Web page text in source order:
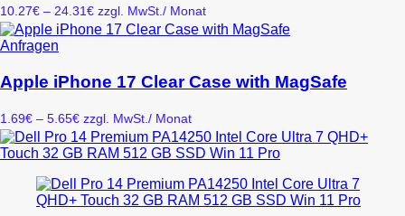
auf.
Die
Optionen
auf
Produktseite
gewählt
werden
10.27€ – 24.31€Preisspanne:
10.27€
zzgl. MwSt. / Monat
Anfragen
weist
mehrere
auf.
Die
Optionen
können
auf
der
Apple iPhone 17 Clear Case with MagSafe
1.69€ – 5.65€Preisspanne:
1.69€
bis
zzgl. MwSt./ Monat